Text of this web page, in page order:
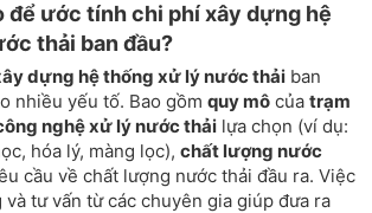
để ước tính chi phí xây dựng hệ
thải ban đầu?
dựng hệ thống xử lý nước thải ban
nhiều yếu tố. Bao gồmquy mô củatrạm
nghệ xử lý nước thải lựa chọn (ví dụ:
hóa lý, màng lọc),chất lượng nước
cầu về chất lượng nước thải đầu ra. Việc
và tư vấn từ các chuyên gia giúp đưa ra